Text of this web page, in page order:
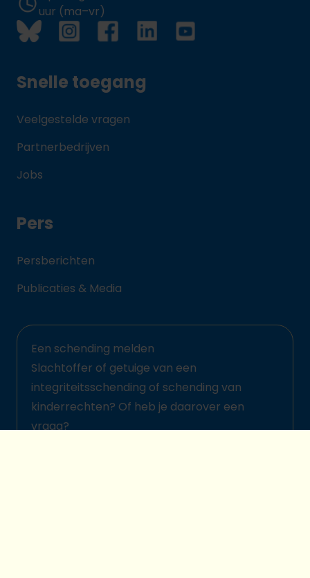
uur (ma–vr)
Snelle toegang
Veelgestelde vragen
Partnerbedrijven
Jobs
Pers
Persberichten
Publicaties & Media
Een schending melden
Slachtoffer of getuige van een
integriteitsschending of schending van
kinderrechten? Of heb je daarover een
vraag?